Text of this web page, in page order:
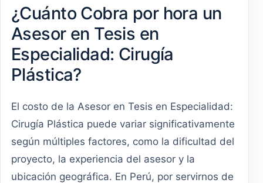
¿Cuánto Cobra por hora un
Asesor en Tesis en
Especialidad: Cirugía
Plástica?
El costo de la Asesor en Tesis en Especialidad:
Cirugía Plástica puede variar significativamente
según múltiples factores, como la dificultad del
proyecto, la experiencia del asesor y la
ubicación geográfica. En Perú, por servirnos de